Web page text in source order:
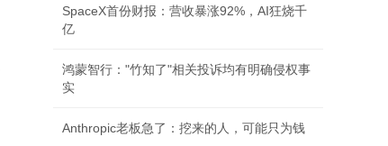
SpaceX首份财报：营收暴涨92%，AI狂烧千
亿
鸿蒙智行："竹知了"相关投诉均有明确侵权事
实
Anthropic老板急了：挖来的人，可能只为钱